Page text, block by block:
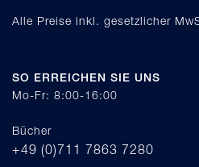
Alle Preise inkl. gesetzlicher
SO ERREICHEN SIE UNS
Mo-Fr: 8:00-16:00
Bücher
+49 (0)711 7863 7280